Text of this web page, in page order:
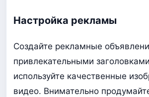
Настройка рекламы
Создайте рекламные
привлекательными
используйте качественные
видео. Внимательно